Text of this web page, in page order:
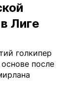
Лиге
голкипер
после